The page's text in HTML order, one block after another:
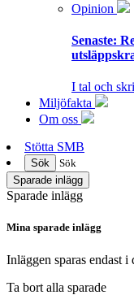
Opinion
Senaste:
I tal och
Miljöfakta
Om oss
Stötta SMB
Sök
Sök
Sparade inlägg
Sparade inlägg
Mina sparade inlägg
Inläggen sparas endast i
Ta bort alla sparade